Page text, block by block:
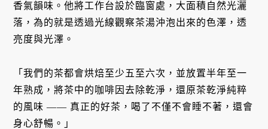
香氣韻味。他將工作台設於臨窗處，大面積自然光灑
落，為的就是透過光線觀察茶湯沖泡出來的色澤，透
亮度與光澤。
「我們的茶都會烘焙至少五至六次，並放置半年至一
年熟成，將茶中的咖啡因去除乾淨，還原茶乾淨純粹
的風味 —— 真正的好茶，喝了不僅不會睡不著，還會
身心舒暢。」